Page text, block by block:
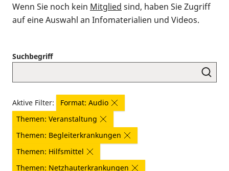
Wenn Sie noch kein Mitglied sind, haben Sie Zugriff
auf eine Auswahl an Infomaterialien und Videos.
Suchbegriff
Aktive Filter:
Format: Audio
Themen: Veranstaltung
Themen: Begleiterkrankungen
Themen: Hilfsmittel
Themen: Netzhauterkrankungen